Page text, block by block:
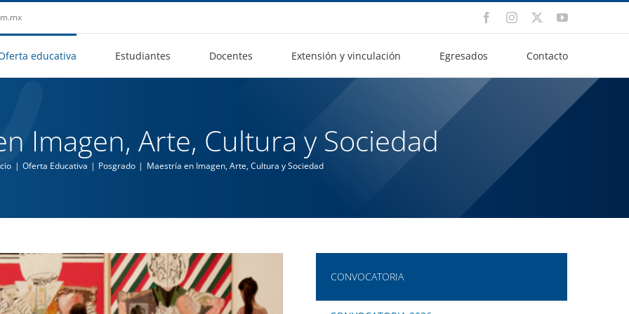
FacebookInstagram YouTube
educativa Estudiantes Docentes Extensión y vinculación Egresados Contacto
Imagen, Arte, Cultura y Sociedad
Oferta Educativa Posgrado Maestría en Imagen, Arte, Cultura y Sociedad
CONVOCATORIA